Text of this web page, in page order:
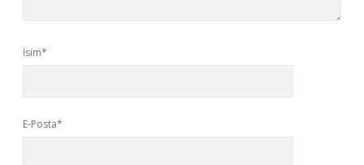
İsim*
E-Posta*